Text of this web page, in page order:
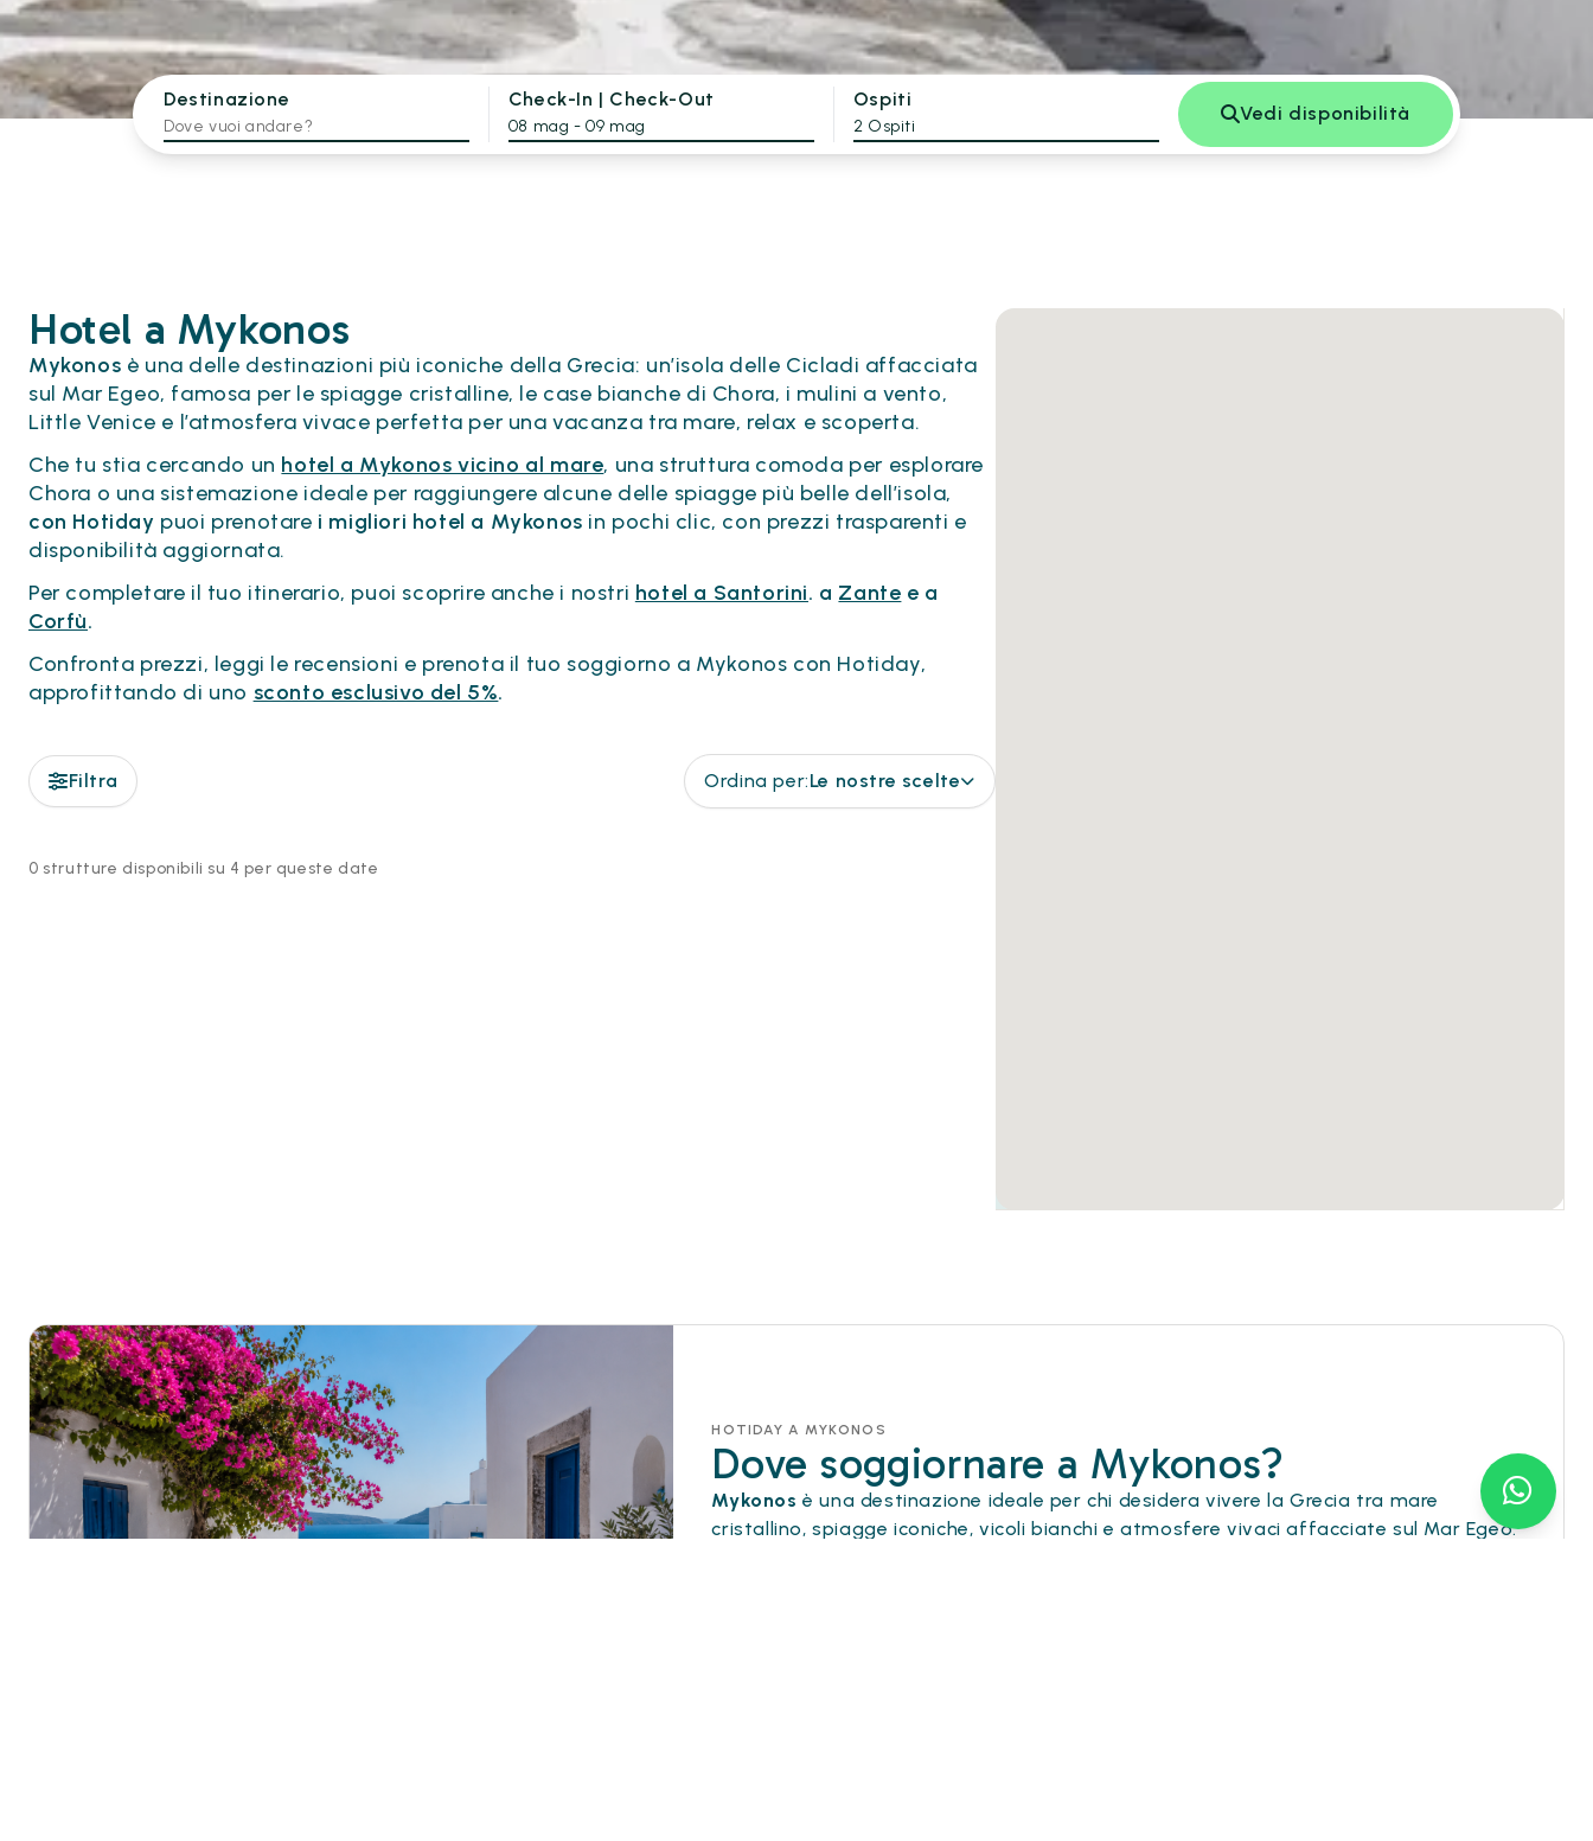
Destinazione Check-In | Check-Out
08 mag - 09 mag
Ospiti
2 Ospiti
Vedi disponibilità
Hotel a Mykonos
Mykonos è una delle destinazioni più iconiche della Grecia: un’isola delle Cicladi affacciata
sul Mar Egeo, famosa per le spiagge cristalline, le case bianche di Chora, i mulini a vento,
Little Venice e l’atmosfera vivace perfetta per una vacanza tra mare, relax e scoperta.
Che tu stia cercando un hotel a Mykonos vicino al mare, una struttura comoda per esplorare
Chora o una sistemazione ideale per raggiungere alcune delle spiagge più belle dell’isola,
con Hotiday puoi prenotare i migliori hotel a Mykonos in pochi clic, con prezzi trasparenti e
disponibilità aggiornata.
Per completare il tuo itinerario, puoi scoprire anche i nostri hotel a Santorini. a Zante e a
Corfù.
Confronta prezzi, leggi le recensioni e prenota il tuo soggiorno a Mykonos con Hotiday,
approfittando di uno sconto esclusivo del 5%.
Filtra Ordina per:Le nostre scelte
0 strutture disponibili su 4 per queste date
HOTIDAY A MYKONOS
Dove soggiornare a Mykonos?
Mykonos è una destinazione ideale per chi desidera vivere la Grecia tra mare
cristallino, spiagge iconiche, vicoli bianchi e atmosfere vivaci affacciate sul Mar Egeo.